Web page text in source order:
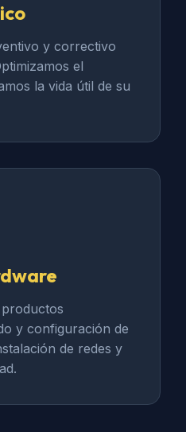
y correctivo
el
la vida útil de su
y configuración de
de redes y